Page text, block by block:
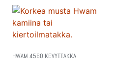
HWAM 4560 KEVYTTAKKA